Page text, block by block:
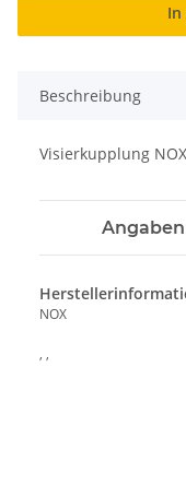
In
Beschreibung
Visierkupplung
NOX
, ,